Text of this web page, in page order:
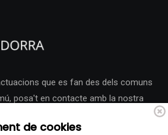
que es fan des dels comuns
posa't en contacte amb la nostra
de Premsa.
de cookies